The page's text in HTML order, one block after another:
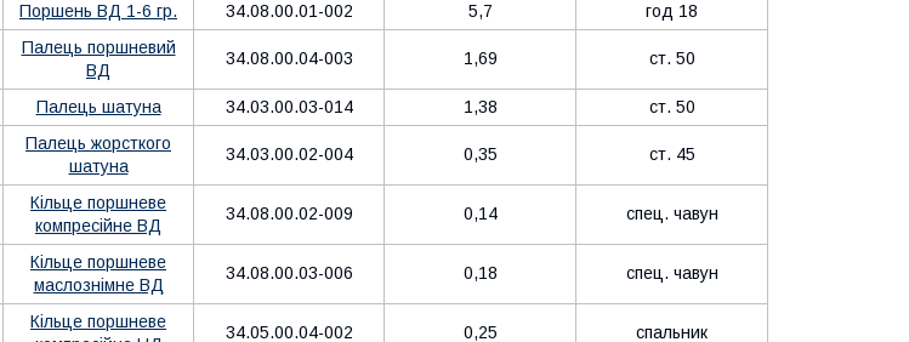
Поршень ВД 1-6 гр. 34.08.00.01-002 5,7 год 18
Палець поршневий
ВД
34.08.00.04-003 1,69 ст. 50
Палець шатуна 34.03.00.03-014 1,38 ст. 50
Палець жорсткого
шатуна
34.03.00.02-004 0,35 ст. 45
Кільце поршневе
компресійне ВД
34.08.00.02-009 0,14 спец. чавун
Кільце поршневе
маслознімне ВД
34.08.00.03-006 0,18 спец. чавун
Кільце поршневе
34.05.00.04-002 0,25 спальник